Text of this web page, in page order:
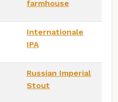
farmhouse
Internationale
IPA
Russian Imperial
Stout